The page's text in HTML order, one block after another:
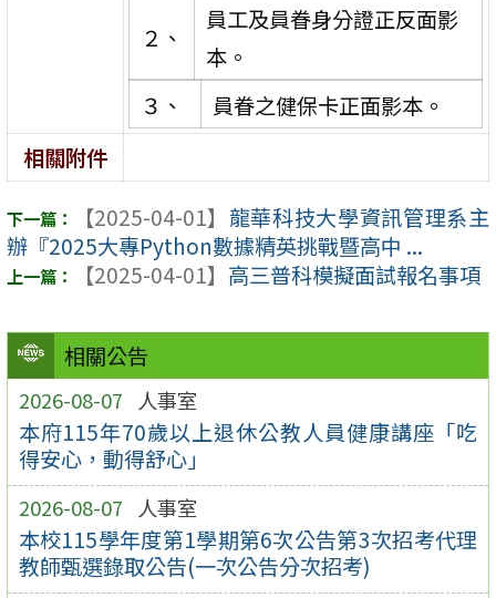
相關公告
2026-08-07 人事室
本府115年70歲以上退休公教人員健康講座「吃
得安心，動得舒心」
2026-08-07 人事室
本校115學年度第1學期第6次公告第3次招考代理
教師甄選錄取公告(一次公告分次招考)
２、
員工及員眷身分證正反面影
本。
３、
員眷之健保卡正面影本。
相關附件
【2025-04-01】 龍華科技大學資訊管理系主
辦『2025大專Python數據精英挑戰暨高中 ...
【2025-04-01】 高三普科模擬面試報名事項